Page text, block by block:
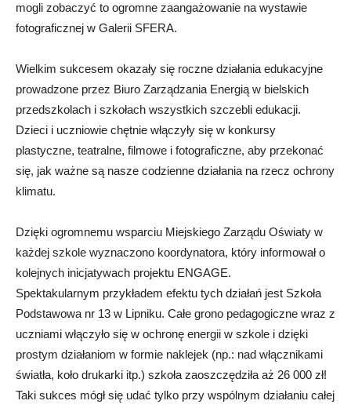
mogli zobaczyć to ogromne zaangażowanie na wystawie
fotograficznej w Galerii SFERA.
Wielkim sukcesem okazały się roczne działania edukacyjne
prowadzone przez Biuro Zarządzania Energią w bielskich
przedszkolach i szkołach wszystkich szczebli edukacji.
Dzieci i uczniowie chętnie włączyły się w konkursy
plastyczne, teatralne, filmowe i fotograficzne, aby przekonać
się, jak ważne są nasze codzienne działania na rzecz ochrony
klimatu.
Dzięki ogromnemu wsparciu Miejskiego Zarządu Oświaty w
każdej szkole wyznaczono koordynatora, który informował o
kolejnych inicjatywach projektu ENGAGE.
Spektakularnym przykładem efektu tych działań jest Szkoła
Podstawowa nr 13 w Lipniku. Całe grono pedagogiczne wraz z
uczniami włączyło się w ochronę energii w szkole i dzięki
prostym działaniom w formie naklejek (np.: nad włącznikami
światła, koło drukarki itp.) szkoła zaoszczędziła aż 26 000 zł!
Taki sukces mógł się udać tylko przy wspólnym działaniu całej